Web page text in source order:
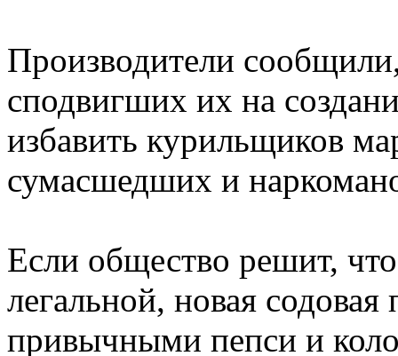
Производители
сподвигших их на
избавить курильщиков
сумасшедших и
Если общество решит,
легальной, новая
привычными пепси и